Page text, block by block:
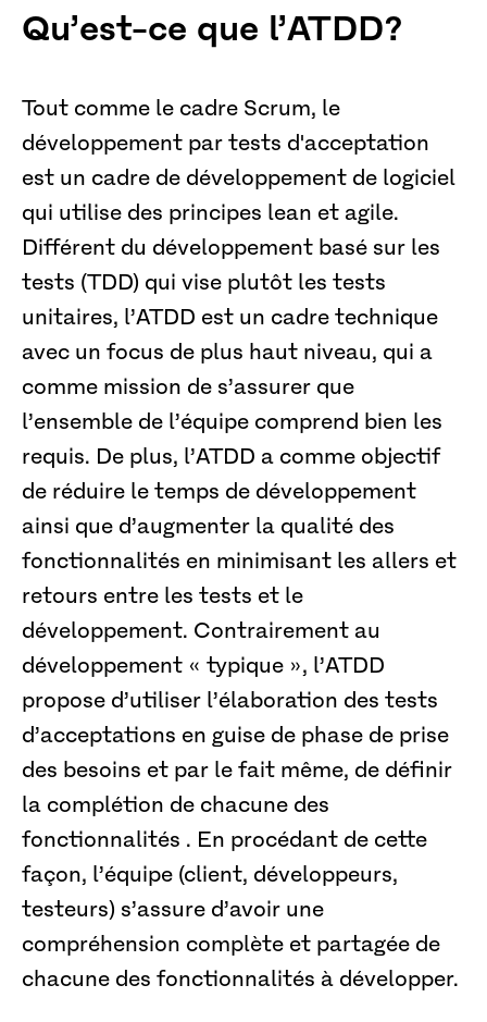
Qu’est-ce que l’ATDD?
Tout comme le cadre Scrum, le
développement par tests d'acceptation
est un cadre de développement de logiciel
qui utilise des principes lean et agile.
Différent du développement basé sur les
tests (TDD) qui vise plutôt les tests
unitaires, l’ATDD est un cadre technique
avec un focus de plus haut niveau, qui a
comme mission de s’assurer que
l’ensemble de l’équipe comprend bien les
requis. De plus, l’ATDD a comme objectif
de réduire le temps de développement
ainsi que d’augmenter la qualité des
fonctionnalités en minimisant les allers et
retours entre les tests et le
développement. Contrairement au
développement « typique », l’ATDD
propose d’utiliser l’élaboration des tests
d’acceptations en guise de phase de prise
des besoins et par le fait même, de définir
la complétion de chacune des
fonctionnalités . En procédant de cette
façon, l’équipe (client, développeurs,
testeurs) s’assure d’avoir une
compréhension complète et partagée de
chacune des fonctionnalités à développer.